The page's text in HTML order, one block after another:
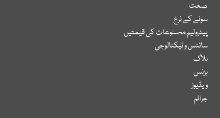
صحت
سونے کے نرخ
پیٹرولیم مصنوعات کی قیمتیں
سائنس و ٹیکنالوجی
بلاگ
بزنس
ویڈیوز
جرائم